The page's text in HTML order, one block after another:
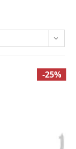
-25%